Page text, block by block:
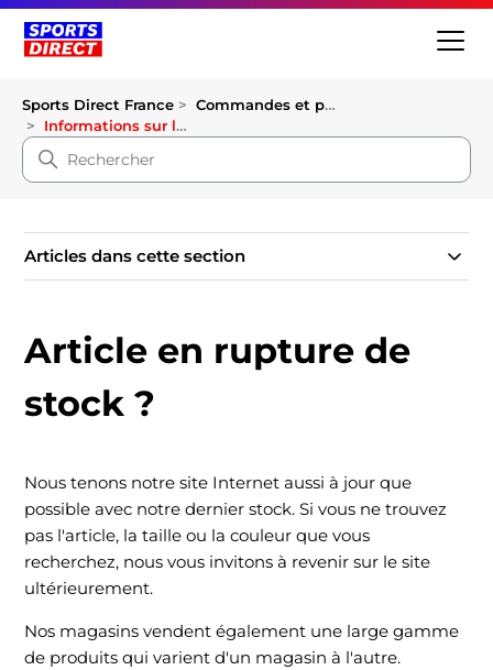
Sports Direct France
Commandes et paiements
Informations sur les produits
Articles dans cette section
Article en rupture de
stock ?
Nous tenons notre site Internet aussi à jour que
possible avec notre dernier stock. Si vous ne trouvez
pas l'article, la taille ou la couleur que vous
recherchez, nous vous invitons à revenir sur le site
ultérieurement.
Nos magasins vendent également une large gamme
de produits qui varient d'un magasin à l'autre.